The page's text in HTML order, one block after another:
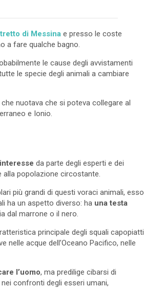
di Messina e presso le coste
a fare qualche bagno.
le cause degli avvistamenti
le specie degli animali a cambiare
nuotava che si poteva collegare al
e Ionio.
interesse da parte degli esperti e dei
alla popolazione circostante.
più grandi di questi voraci animali, esso
ha un aspetto diverso: ha una testa
dal marrone o il nero.
principale degli squali capopiatti
nelle acque dell’Oceano Pacifico, nelle
l’uomo, ma predilige cibarsi di
confronti degli esseri umani,